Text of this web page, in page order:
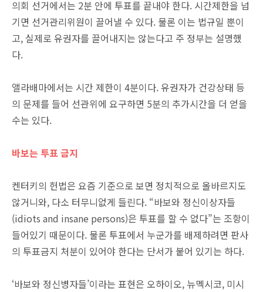
의회 선거에서는 2분 안에 투표를 끝내야 한다. 시간제한을 넘
기면 선거관리위원이 끌어낼 수 있다. 물론 이는 법규일 뿐이
고, 실제로 유권자를 끌어내지는 않는다고 주 정부는 설명했
다.
앨라배마에서는 시간 제한이 4분이다. 유권자가 건강상태 등
의 문제를 들어 선관위에 요구하면 5분의 추가시간을 더 얻을
수는 있다.
바보는 투표 금지
켄터키의 헌법은 요즘 기준으로 보면 정치적으로 올바르지도
않거니와, 다소 터무니없게 들린다. “바보와 정신이상자들
(idiots and insane persons)은 투표를 할 수 없다”는 조항이
들어있기 때문이다. 물론 투표에서 누군가를 배제하려면 판사
의 투표금지 처분이 있어야 한다는 단서가 붙어 있기는 하다.
‘바보와 정신병자들’이라는 표현은 오하이오, 뉴멕시코, 미시